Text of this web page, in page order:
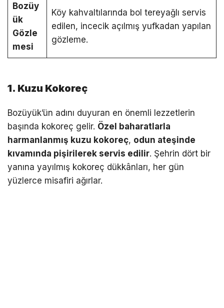
Bozüy
ük
Gözle
mesi
Köy kahvaltılarında bol tereyağlı servis
edilen, incecik açılmış yufkadan yapılan
gözleme.
1. Kuzu Kokoreç
Bozüyük’ün adını duyuran en önemli lezzetlerin
başında kokoreç gelir. Özel baharatlarla
harmanlanmış kuzu kokoreç, odun ateşinde
kıvamında pişirilerek servis edilir. Şehrin dört bir
yanına yayılmış kokoreç dükkânları, her gün
yüzlerce misafiri ağırlar.